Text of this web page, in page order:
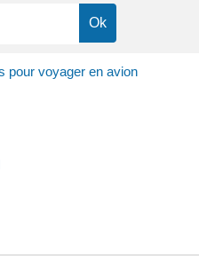
pour voyager en avion